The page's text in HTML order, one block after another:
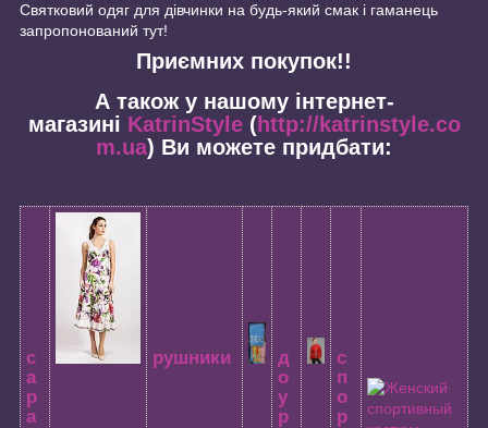
Святковий одяг для дівчинки на будь-який смак і гаманець
запропонований тут!
Приємних покупок!!
А також у нашому інтернет-
магазині KatrinStyle(http://katrinstyle.co
m.ua) Ви можете придбати:
с
а
р
а
рушники
д
о
у
р
с
п
о
р